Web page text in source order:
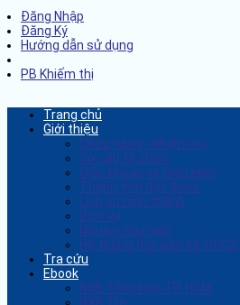
Đăng Nhập
Đăng Ký
Hướng dẫn sử dụng
PB Khiếm thị
Trang chủ
Giới thiệu
Chức năng - Nhiệm vụ
Cơ cấu tổ chức
Điều khoản và Điều kiện
Thành tích đạt được
Lịch sử hình thành
Dịch vụ
Nội quy thư viện
Hệ thống thư viện xã, PĐCS
Tra cứu
Ebook
NXB Tổng hợp TP. HCM
NXB Trẻ